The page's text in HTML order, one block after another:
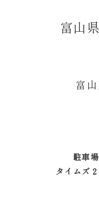
富山
富
駐車
タイムズ